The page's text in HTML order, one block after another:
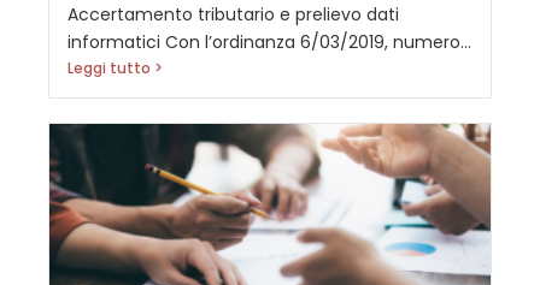
Accertamento tributario e prelievo dati
informatici Con l’ordinanza 6/03/2019, numero...
Leggi tutto >